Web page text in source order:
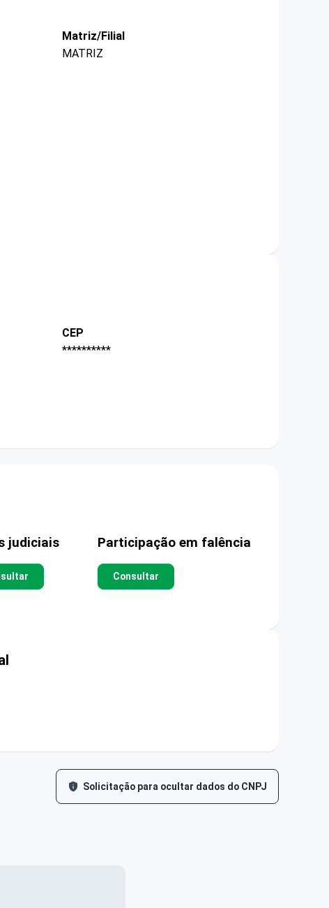
Matriz/Filial
MATRIZ
CEP
**********
judiciais Participação em falência
Consultar
Solicitação para ocultar dados do CNPJ